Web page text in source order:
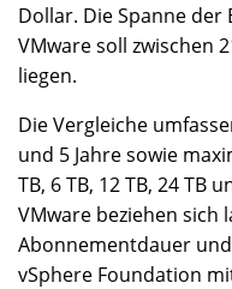
Dollar. Die Spanne
VMware soll zwischen
liegen.
Die Vergleiche
und 5 Jahre sowie
TB, 6 TB, 12 TB, 24 TB
VMware beziehen sich
Abonnementdauer
vSphere Foundation